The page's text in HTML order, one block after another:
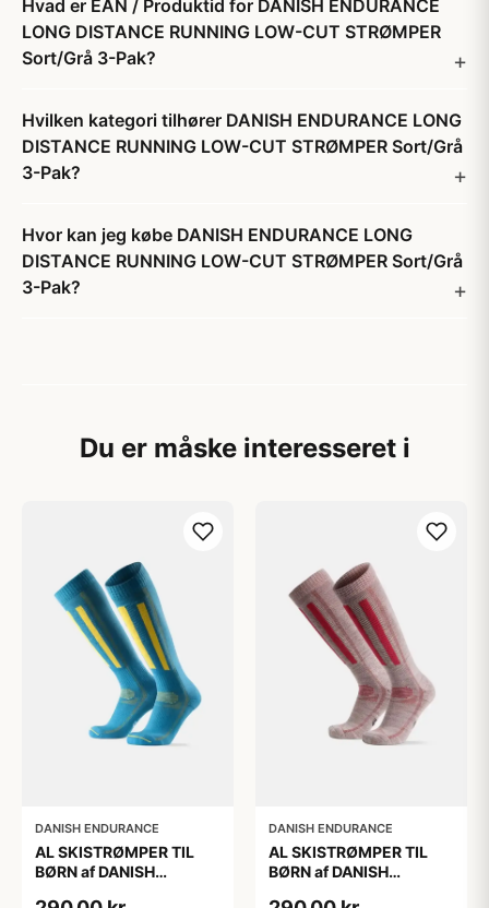
Hvad er EAN / Produktid for DANISH ENDURANCE
LONG DISTANCE RUNNING LOW-CUT STRØMPER
Sort/Grå 3-Pak?
Hvilken kategori tilhører DANISH ENDURANCE LONG
DISTANCE RUNNING LOW-CUT STRØMPER Sort/Grå
3-Pak?
Hvor kan jeg købe DANISH ENDURANCE LONG
DISTANCE RUNNING LOW-CUT STRØMPER Sort/Grå
3-Pak?
Du er måske interesseret i
DANISH ENDURANCE
AL SKISTRØMPER TIL
BØRN af DANISH
DANISH ENDURANCE
AL SKISTRØMPER TIL
BØRN af DANISH